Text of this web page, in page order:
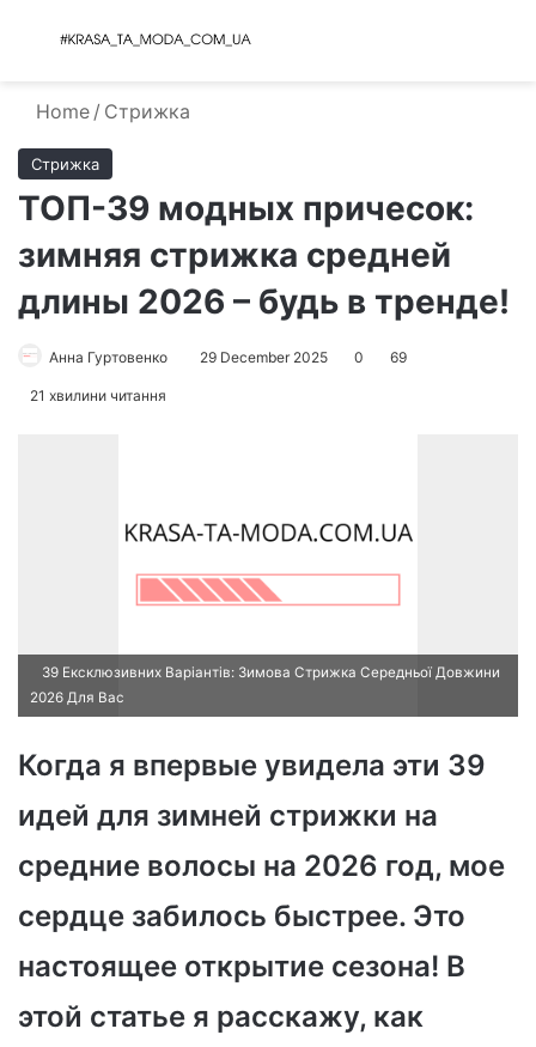
Menu
Home / Стрижка
Стрижка
ТОП-39 модных причесок:
зимняя стрижка средней
длины 2026 – будь в тренде!
Анна Гуртовенко 29 December 2025 0 69
21 хвилини читання
39 Ексклюзивних Варіантів: Зимова Стрижка Середньої Довжини
2026 Для Вас
Когда я впервые увидела эти 39
идей для зимней стрижки на
средние волосы на 2026 год, мое
сердце забилось быстрее. Это
настоящее открытие сезона! В
этой статье я расскажу, как